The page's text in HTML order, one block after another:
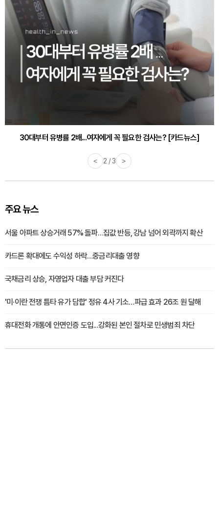
30대부터 유병률 2배...여자에게 꼭 필요한 검사는? [카드뉴스]
< 2 / 3 >
주요 뉴스
서울 아파트 상승거래 57% 돌파…집값 반등, 강남 넘어 외곽까지 확산
카드론 확대에도 수익성 하락…중금리대출 영향
국채금리 상승, 자영업자 대출 부담 커진다
'미·이란 전쟁 틈타 유가 담합' 정유 4사 기소…파급 효과 26조 원 달해
휴대전화 개통에 안면인증 도입...강화된 본인 절차로 민생범죄 차단